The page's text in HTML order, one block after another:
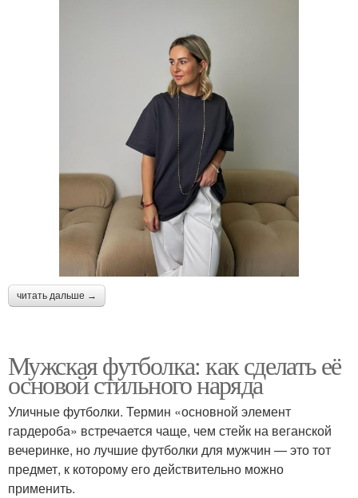
читать дальше →
Мужская футболка: как сделать её
основой стильного наряда
Уличные футболки. Термин «основной элемент
гардероба» встречается чаще, чем стейк на веганской
вечеринке, но лучшие футболки для мужчин — это тот
предмет, к которому его действительно можно
применить.